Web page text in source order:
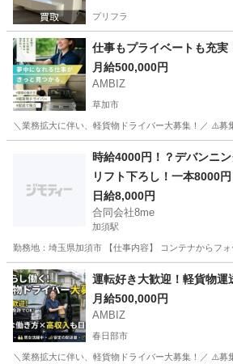
プリフラ
仕事もプライベートも充実
月給500,000円
AMBIZ
草加市
＼業務拡大に伴い、軽貨物ドライバー大募集！／ ⚠️
物流 貨物
時給4000円！？デバンニ
リフト下ろし！一本8000円
日給8,000円
合同会社8me
加須駅
勤務地：埼玉県加須市 【仕事内容】 コンテナからフ
埼玉 加須市 加須駅 倉庫 時給
運転好き⼤歓迎！軽貨物運
月給500,000円
AMBIZ
春日部市
＼業務拡大に伴い、軽貨物ドライバー大募集！／ ⚠️